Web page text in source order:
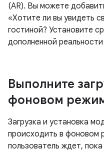
(AR). Вы можете
«Хотите ли вы увидеть
гостиной? Установите
дополненной
Выполните
фоновом
Загрузка и установка
происходить в фоновом
пользователь ждет,